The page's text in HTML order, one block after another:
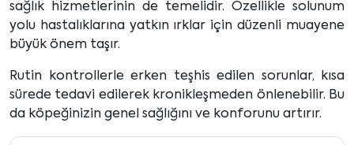
sağlık hizmetlerinin de temelidir. Özellikle solunum
yolu hastalıklarına yatkın ırklar için düzenli muayene
büyük önem taşır.
Rutin kontrollerle erken teşhis edilen sorunlar, kısa
sürede tedavi edilerek kronikleşmeden önlenebilir. Bu
da köpeğinizin genel sağlığını ve konforunu artırır.